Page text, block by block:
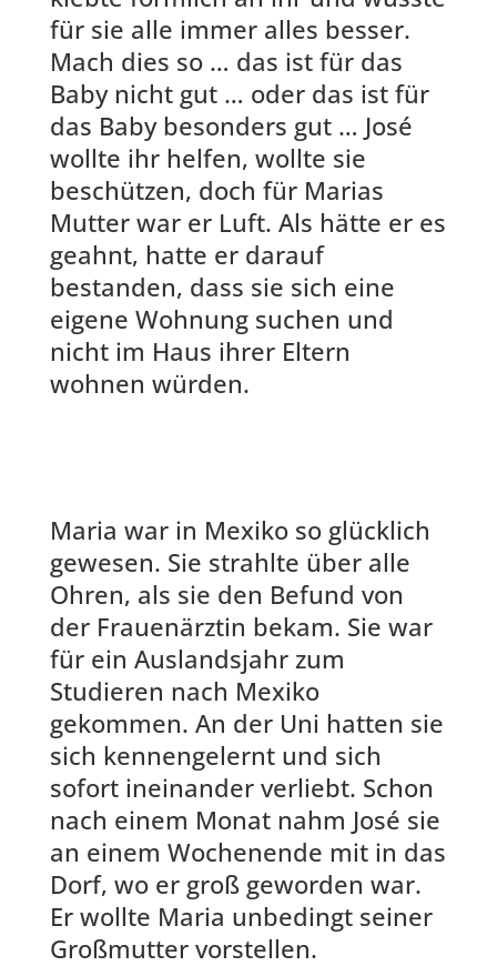
für sie alle immer alles besser.
Mach dies so … das ist für das
Baby nicht gut … oder das ist für
das Baby besonders gut … José
wollte ihr helfen, wollte sie
beschützen, doch für Marias
Mutter war er Luft. Als hätte er es
geahnt, hatte er darauf
bestanden, dass sie sich eine
eigene Wohnung suchen und
nicht im Haus ihrer Eltern
wohnen würden.
Maria war in Mexiko so glücklich
gewesen. Sie strahlte über alle
Ohren, als sie den Befund von
der Frauenärztin bekam. Sie war
für ein Auslandsjahr zum
Studieren nach Mexiko
gekommen. An der Uni hatten sie
sich kennengelernt und sich
sofort ineinander verliebt. Schon
nach einem Monat nahm José sie
an einem Wochenende mit in das
Dorf, wo er groß geworden war.
Er wollte Maria unbedingt seiner
Großmutter vorstellen.